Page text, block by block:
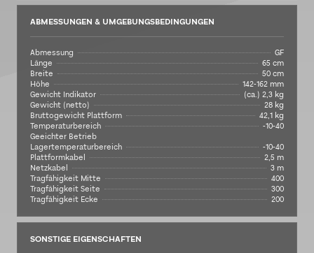
ABMESSUNGEN & UMGEBUNGSBEDINGUNGEN
Abmessung
GF
Länge
65 cm
Breite
50 cm
Höhe
142-162 mm
Gewicht Indikator
(ca.) 2,3 kg
Gewicht (netto)
28 kg
Bruttogewicht Plattform
42,1 kg
Temperaturbereich
Geeichter Betrieb
-10-40
Lagertemperaturbereich
-10-40
Plattformkabel
2,5 m
Netzkabel
3 m
Tragfähigkeit Mitte
400
Tragfähigkeit Seite
300
Tragfähigkeit Ecke
200
SONSTIGE EIGENSCHAFTEN